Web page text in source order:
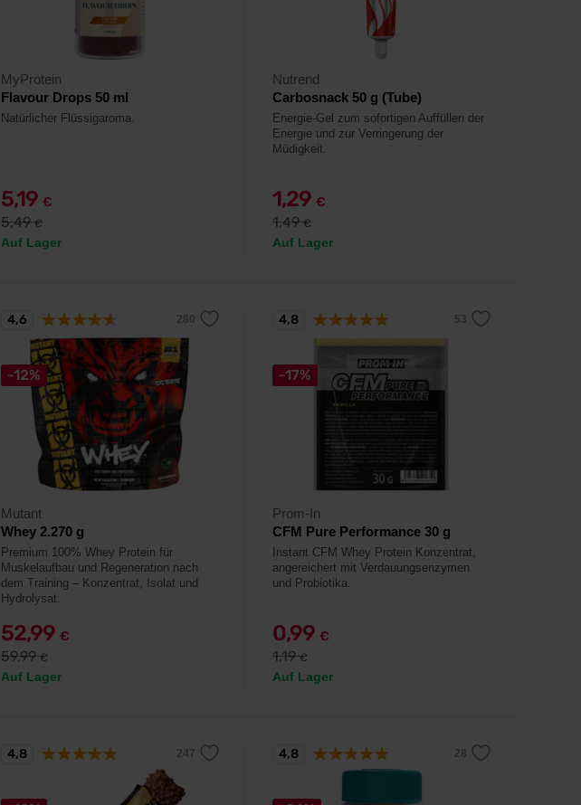
MyProtein
Flavour Drops 50 ml
Natürlicher Flüssigaroma.
5,19 €
5,49€
Auf Lager
Nutrend
Carbosnack 50 g (Tube)
Energie-Gel zum sofortigen Auffüllen der
Energie und zur Verringerung der
Müdigkeit.
1,29 €
1,49€
Auf Lager
-12%
Mutant
Whey 2.270 g
Premium 100% Whey Protein für
Muskelaufbau und Regeneration nach
dem Training – Konzentrat, Isolat und
Hydrolysat.
52,99 €
59,99€
Auf Lager
4,6
-17%
Prom-In
CFM Pure Performance 30 g
Instant CFM Whey Protein Konzentrat,
angereichert mit Verdauungsenzymen
und Probiotika.
0,99 €
1,19€
Auf Lager
4,8
4,8 4,8